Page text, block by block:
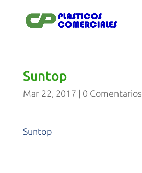
Suntop
Mar 22, 2017 0 Comentarios
Suntop